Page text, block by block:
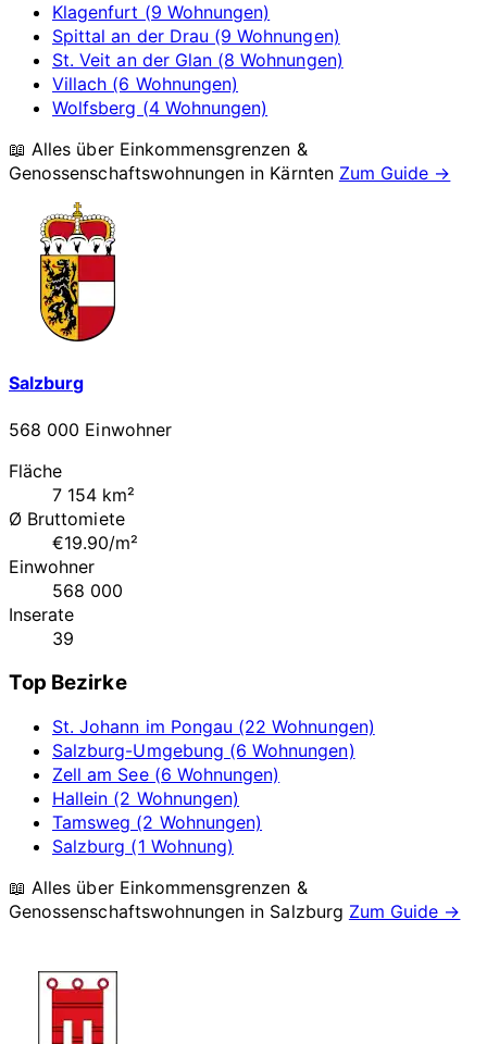
Klagenfurt (9 Wohnungen)
Spittal an der Drau (9 Wohnungen)
St. Veit an der Glan (8 Wohnungen)
Villach (6 Wohnungen)
Wolfsberg (4 Wohnungen)
📖 Alles über Einkommensgrenzen &
Genossenschaftswohnungen in Kärnten Zum Guide →
Salzburg
568 000 Einwohner
Fläche
7 154 km²
Ø Bruttomiete
€19.90/m²
Einwohner
568 000
Inserate
39
Top Bezirke
St. Johann im Pongau (22 Wohnungen)
Salzburg-Umgebung (6 Wohnungen)
Zell am See (6 Wohnungen)
Hallein (2 Wohnungen)
Tamsweg (2 Wohnungen)
Salzburg (1 Wohnung)
📖 Alles über Einkommensgrenzen &
Genossenschaftswohnungen in Salzburg Zum Guide →